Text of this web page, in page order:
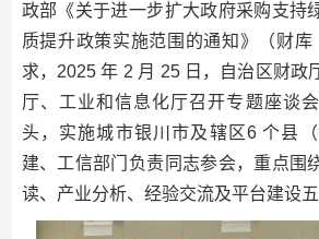
政部《关于进一步扩大政府采购支持
质提升政策实施范围的通知》（财库
求，2025 年 2 月 25 日，自治区财政
厅、工业和信息化厅召开专题座谈
头，实施城市银川市及辖区6 个县
建、工信部门负责同志参会，重点围
读、产业分析、经验交流及平台建设五